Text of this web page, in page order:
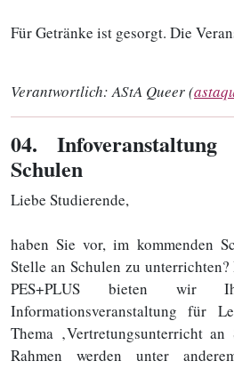
Für Getränke ist gesorgt. Die
Verantwortlich:AStA Queer (
04. Infoveranstaltung
Schulen
Liebe Studierende,
haben Sie vor, im kommenden
Stelle an Schulen zu
PES+PLUS bieten wir
Informationsveranstaltung für
Thema ‚Vertretungsunterricht
Rahmen werden unter